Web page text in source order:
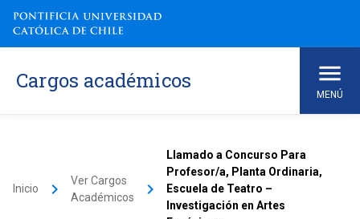
Cargos académicos
MENÚ
Inicio keyboard_arrow_right
Ver Cargos
Académicos
keyboard_arrow_right
Llamado a Concurso Para
Profesor/a, Planta Ordinaria,
Escuela de Teatro –
Investigación en Artes